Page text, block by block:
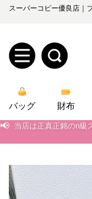
スーパーコピー優良店｜
規
ユ
ザ
ロ
グ
ン
オ
バッグ 財布
📢 当店は正真正銘のn級
📢 当店は正真正銘のn